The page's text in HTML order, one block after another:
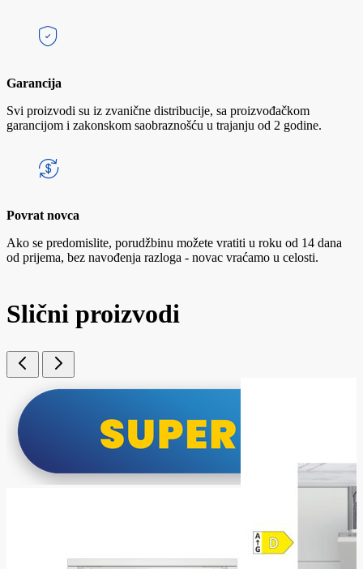
Garancija
Svi proizvodi su iz zvanične distribucije, sa proizvođačkom
garancijom i zakonskom saobraznošću u trajanju od 2 godine.
Povrat novca
Ako se predomislite, porudžbinu možete vratiti u roku od 14 dana
od prijema, bez navođenja razloga - novac vraćamo u celosti.
Slični proizvodi